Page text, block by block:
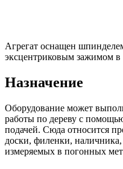
Агрегат оснащен
эксцентриковым зажимом в
Назначение
Оборудование может
работы по дереву с
подачей. Сюда относится
доски, филенки,
измеряемых в погонных